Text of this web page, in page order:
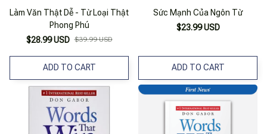
Làm Văn Thật Dễ - Từ Loại Thật
Phong Phú
$28.99 USD $39.99 USD
ADD TO CART
Sức Mạnh Của Ngôn Từ
$23.99 USD
ADD TO CART